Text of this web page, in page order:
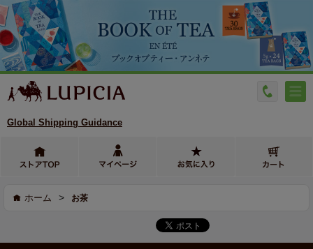
Global Shipping Guidance
ホーム > お茶